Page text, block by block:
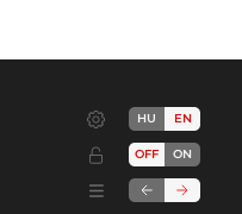
HU EN
OFF ON